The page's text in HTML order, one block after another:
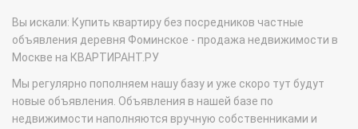
Вы искали: Купить квартиру без посредников частные
объявления деревня Фоминское - продажа недвижимости в
Москве на КВАРТИРАНТ.РУ
Мы регулярно пополняем нашу базу и уже скоро тут будут
новые объявления. Объявления в нашей базе по
недвижимости наполняются вручную собственниками и